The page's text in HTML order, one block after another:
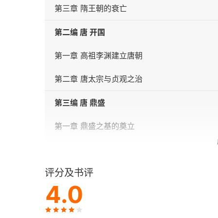
第三章 隋王朝的衰亡
第二编 唐 开国
第一章 高祖李渊建立唐朝
第二章 唐太宗与贞观之治
第三编 唐 鼎盛
第一章 鼎盛之基的奠立
第四编 唐 中兴
第一章 盛极而乱
评分及书评
4.0